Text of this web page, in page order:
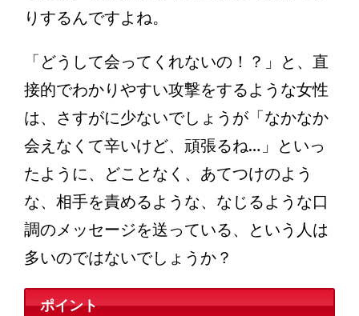
りするんですよね。
「どうして会ってくれないの！？」と、直
接的でわかりやすい攻撃をするような女性
は、さすがに少ないでしょうが「なかなか
会えなくて辛いけど、頑張るね…」といっ
たように、どことなく、あてつけのよう
な、相手を責めるような、なじるような口
調のメッセージを送っている、という人は
多いのではないでしょうか？
ポイント